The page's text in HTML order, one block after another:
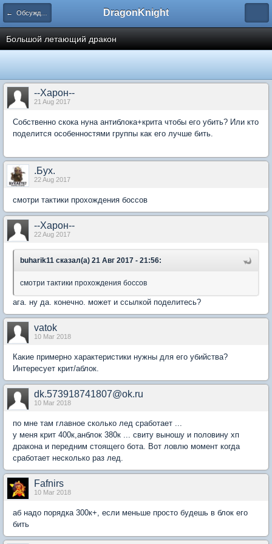
← Обсуждение стратегий DragonKnight
Большой летающий дракон
--Харон--
21 Aug 2017
Собственно скока нуна антиблока+крита чтобы его убить? Или кто
поделится особенностями группы как его лучше бить.
.Бyx.
22 Aug 2017
смотри тактики прохождения боссов
--Харон--
22 Aug 2017
buharik11 сказал(а) 21 Авг 2017 - 21:56:
смотри тактики прохождения боссов
ага. ну да. конечно. может и ссылкой поделитесь?
vatok
10 Mar 2018
Какие примерно характеристики нужны для его убийства?
Интересует крит/аблок.
dk.573918741807@ok.ru
10 Mar 2018
по мне там главное сколько лед сработает ...
у меня крит 400к,анблок 380к ... свиту выношу и половину хп
дракона и передним стоящего бота. Вот ловлю момент когда
сработает несколько раз лед.
Fafnirs
10 Mar 2018
аб надо порядка 300к+, если меньше просто будешь в блок его
бить